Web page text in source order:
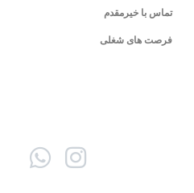
تماس با خیرمقدم
فرصت های شغلی